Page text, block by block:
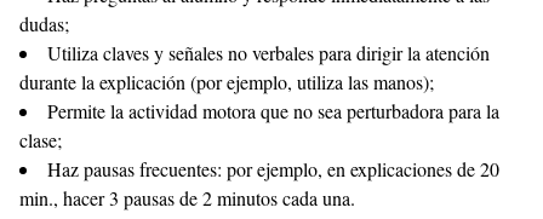
dudas;
Utiliza claves y señales no verbales para dirigir la atención
durante la explicación (por ejemplo, utiliza las manos);
Permite la actividad motora que no sea perturbadora para la
clase;
Haz pausas frecuentes: por ejemplo, en explicaciones de 20
min., hacer 3 pausas de 2 minutos cada una.